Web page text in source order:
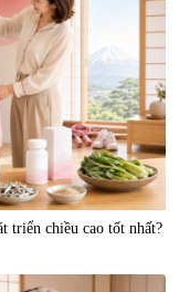
triển chiều cao tốt nhất?